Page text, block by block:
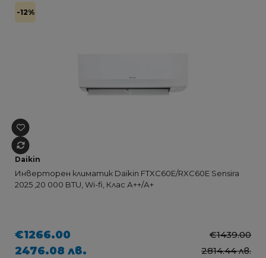
-12%
Daikin
Инверторен климатик Daikin FTXC60E/RXC60E Sensira
2025 ,20 000 BTU, Wi-fi, Клас А++/А+
€1266.00 €1439.00
2476.08 лв. 2814.44 лв.